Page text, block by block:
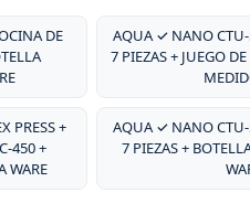
DE
AQUA ✓ NANO CTU-
7 PIEZAS + JUEGO
PRESS +
450 +
WARE
AQUA ✓ NANO CTU-
7 PIEZAS +